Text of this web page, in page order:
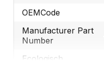
OEMCode
Manufacturer Part
Number
Ecologisch